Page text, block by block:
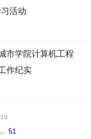
活动
市学院计算机工程
作纪实
... 51